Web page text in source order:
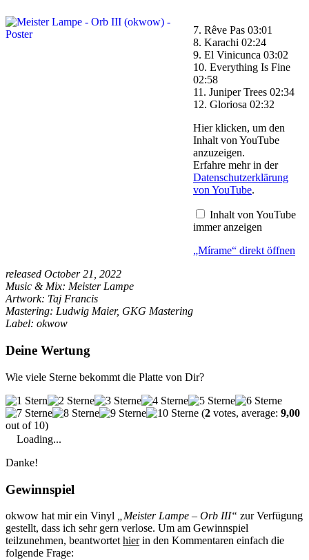
7. Rêve Pas 03:01
8. Karachi 02:24
9. El Vinicunca 03:02
10. Everything Is Fine
02:58
11. Juniper Trees 02:34
12. Gloriosa 02:32
„Mírame“
von
YouTube
anzeigen
Hier klicken, um den
Inhalt von YouTube
anzuzeigen.
Erfahre mehr in der
Datenschutzerklärung
von YouTube.
Inhalt von YouTube
immer anzeigen
„Mírame“ direkt öffnen
released October 21, 2022
Music & Mix: Meister Lampe
Artwork: Taj Francis
Mastering: Ludwig Maier, GKG Mastering
Label: okwow
Deine Wertung
Wie viele Sterne bekommt die Platte von Dir?
(2 votes, average: 9,00
out of 10)
Loading...
Danke!
Gewinnspiel
okwow hat mir ein Vinyl „Meister Lampe – Orb III“ zur Verfügung
gestellt, dass ich sehr gern verlose. Um am Gewinnspiel
teilzunehmen, beantwortet hierin den Kommentaren einfach die
folgende Frage: